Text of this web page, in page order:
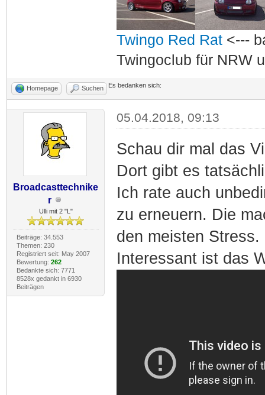
Twingo Red Rat<---
Twingoclub für NRW
Homepage Suchen Es bedanken sich:
Broadcasttechnike
r
Ulli mit 2 "L"
Beiträge: 34.553
Themen: 230
Registriert seit: May 2007
Bewertung: 262
Bedankte sich: 7771
8528x gedankt in 6930
Beiträgen
05.04.2018, 09:13
Schau dir mal das
Dort gibt es
Ich rate auch
zu erneuern. Die
den meisten Stress.
Interessant ist das